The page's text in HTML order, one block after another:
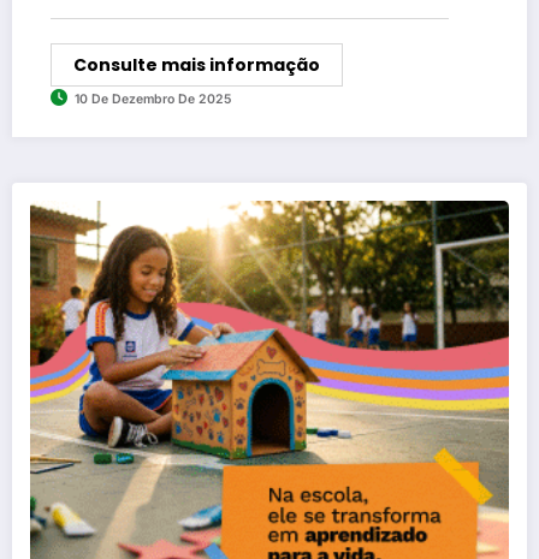
Consulte mais informação
10 De Dezembro De 2025